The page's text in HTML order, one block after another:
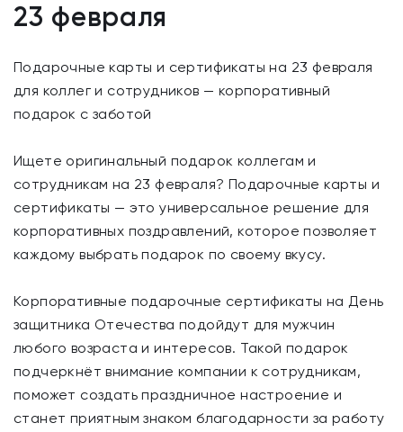
23 февраля
Подарочные карты и сертификаты на 23 февраля
для коллег и сотрудников — корпоративный
подарок с заботой
Ищете оригинальный подарок коллегам и
сотрудникам на 23 февраля? Подарочные карты и
сертификаты — это универсальное решение для
корпоративных поздравлений, которое позволяет
каждому выбрать подарок по своему вкусу.
Корпоративные подарочные сертификаты на День
защитника Отечества подойдут для мужчин
любого возраста и интересов. Такой подарок
подчеркнёт внимание компании к сотрудникам,
поможет создать праздничное настроение и
станет приятным знаком благодарности за работу